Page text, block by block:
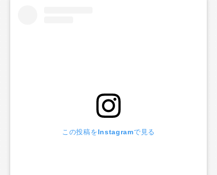
この投稿をInstagramで見る